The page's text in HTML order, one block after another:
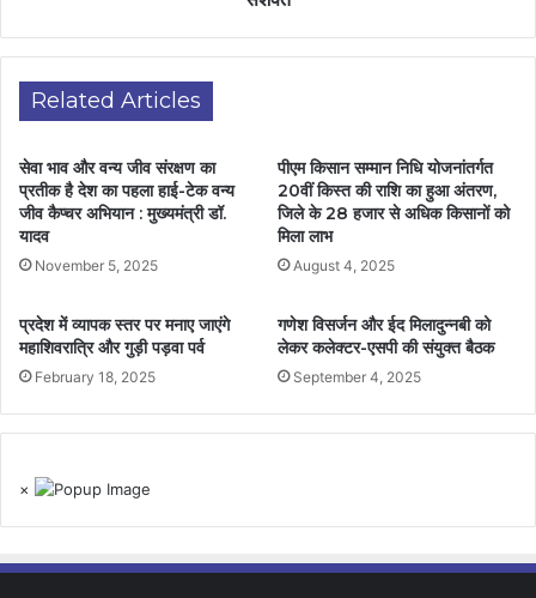
Related Articles
सेवा भाव और वन्य जीव संरक्षण का
प्रतीक है देश का पहला हाई-टेक वन्य
जीव कैप्चर अभियान : मुख्यमंत्री डॉ.
यादव
November 5, 2025
पीएम किसान सम्मान निधि योजनांतर्गत
20वीं किस्त की राशि का हुआ अंतरण,
जिले के 28 हजार से अधिक किसानों को
मिला लाभ
August 4, 2025
प्रदेश में व्यापक स्तर पर मनाए जाएंगे
महाशिवरात्रि और गुड़ी पड़वा पर्व
February 18, 2025
गणेश विसर्जन और ईद मिलादुन्नबी को
लेकर कलेक्टर-एसपी की संयुक्त बैठक
September 4, 2025
×